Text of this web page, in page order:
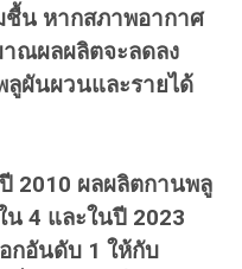
น หากสภาพอากาศ
ณผลผลิตจะลดลง
ลูผันผวนและรายได้
2010 ผลผลิตกานพลู
น 4 และในปี 2023
กอันดับ 1 ให้กับ